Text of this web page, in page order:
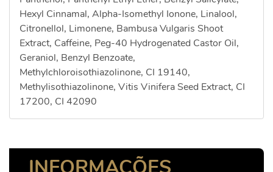
Hexyl Cinnamal, Alpha-Isomethyl Ionone, Linalool,
Citronellol, Limonene, Bambusa Vulgaris Shoot
Extract, Caffeine, Peg-40 Hydrogenated Castor Oil,
Geraniol, Benzyl Benzoate,
Methylchloroisothiazolinone, CI 19140,
Methylisothiazolinone, Vitis Vinifera Seed Extract, CI
17200, CI 42090